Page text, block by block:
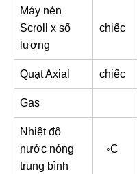
Máy nén
Scroll x số
lượng
chiếc
Quạt Axial chiếc
Gas
Nhiệt độ
nước nóng
trung bình
◦C